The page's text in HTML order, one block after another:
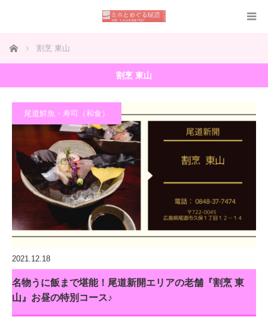
ホーム 割烹 東山
割烹 東山
尾道鮮魚・寿司（和食）
2021.12.18
名物うに飯まで堪能！尾道新開エリアの老舗『割烹 東
山』お昼の特別コース♪